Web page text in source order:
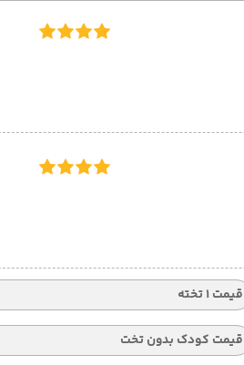
قیمت 1 تخته
قیمت کودک بدون تخت